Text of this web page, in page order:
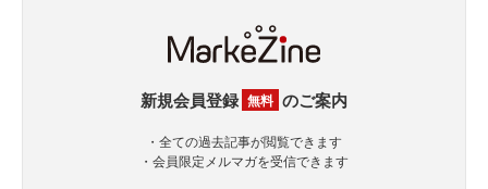
新規会員登録 無料 のご案内
・全ての過去記事が閲覧できます
・会員限定メルマガを受信できます